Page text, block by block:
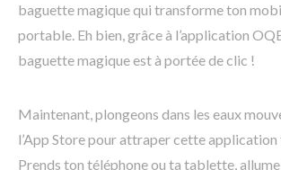
baguette magique qui transforme ton
portable. Eh bien, grâce à l’application
baguette magique est à portée de clic !
Maintenant, plongeons dans les eaux
l’App Store pour attraper cette application
Prends ton téléphone ou ta tablette,